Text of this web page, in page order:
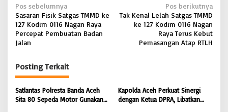
N
a
v
i
g
a
s
Pos sebelumnya
Sasaran Fisik Satgas TMMD ke
127 Kodim 0116 Nagan Raya
Percepat Pembuatan Badan
Jalan
Pos berikutnya
Tak Kenal Lelah Satgas TMMD
ke 127 Kodim 0116 Nagan
Raya Terus Kebut
Pemasangan Atap RTLH
Posting Terkait
Satlantas Polresta Banda Aceh
Sita 80 Sepeda Motor Gunakan
Kapolda Aceh Perkuat Sinergi
dengan Ketua DPRA, Libatkan